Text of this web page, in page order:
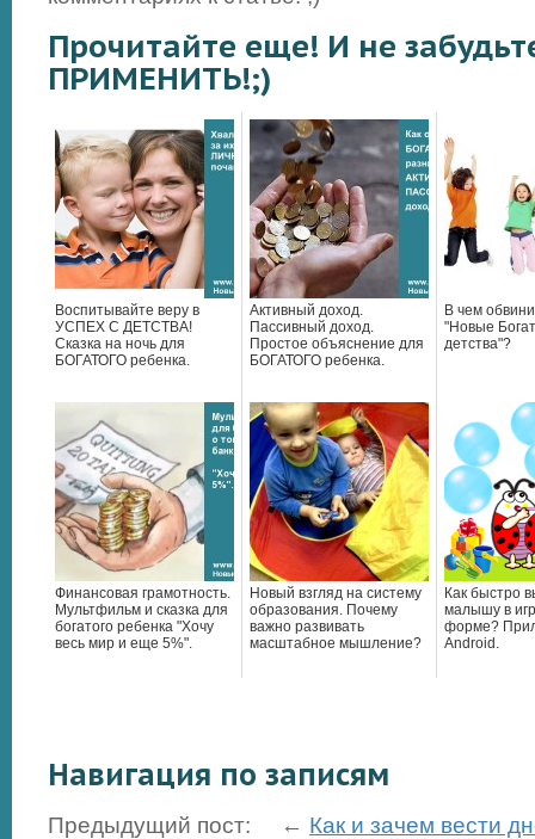
Прочитайте еще! И не
ПРИМЕНИТЬ!;)
Воспитывайте веру в
УСПЕХ С ДЕТСТВА!
Сказка на ночь для
БОГАТОГО ребенка.
Активный доход.
Пассивный доход.
Простое объяснение для
БОГАТОГО ребенка.
В чем
"Новые
детства"?
Финансовая грамотность.
Мультфильм и сказка для
богатого ребенка "Хочу
весь мир и еще 5%".
Новый взгляд на систему
образования. Почему
важно развивать
масштабное мышление?
Как быстро
малышу в
форме?
Android.
Навигация по записям
Предыдущий пост: ← Как и зачем вести